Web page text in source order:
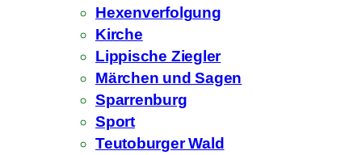
Hexenverfolgung
Kirche
Lippische Ziegler
Märchen und Sagen
Sparrenburg
Sport
Teutoburger Wald